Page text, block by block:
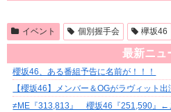
イベント 個別握手会 欅坂46
最新ニュ
櫻坂46、ある番組予告に名前が！！！
【櫻坂46】メンバー＆OGがラヴィット出
≠ME『313,813』 櫻坂46『251,590』←